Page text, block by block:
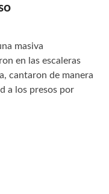
masiva
en las escaleras
cantaron de manera
a los presos por